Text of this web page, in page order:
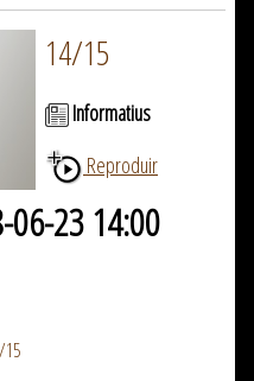
14/15
Informatius
Reproduir
06-23 14:00
15